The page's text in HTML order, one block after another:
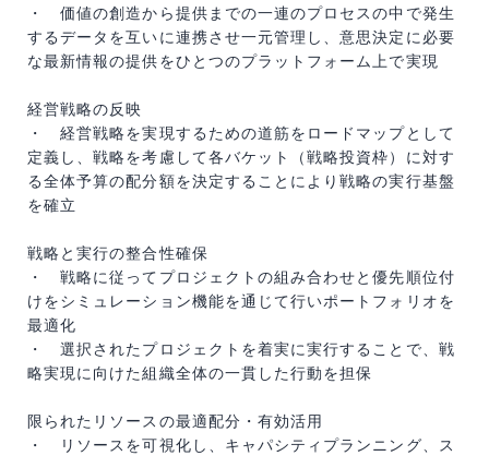
・ 価値の創造から提供までの一連のプロセスの中で発生
するデータを互いに連携させ一元管理し、意思決定に必要
な最新情報の提供をひとつのプラットフォーム上で実現
経営戦略の反映
・ 経営戦略を実現するための道筋をロードマップとして
定義し、戦略を考慮して各バケット（戦略投資枠）に対す
る全体予算の配分額を決定することにより戦略の実行基盤
を確立
戦略と実行の整合性確保
・ 戦略に従ってプロジェクトの組み合わせと優先順位付
けをシミュレーション機能を通じて行いポートフォリオを
最適化
・ 選択されたプロジェクトを着実に実行することで、戦
略実現に向けた組織全体の一貫した行動を担保
限られたリソースの最適配分・有効活用
・ リソースを可視化し、キャパシティプランニング、ス